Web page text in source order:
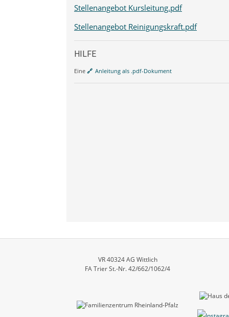
Stellenangebot Kursleitung.pdf
Stellenangebot Reinigungskraft.pdf
HILFE
Eine Anleitung als .pdf-Dokument
VR 40324 AG Wittlich
FA Trier St.-Nr. 42/662/1062/4